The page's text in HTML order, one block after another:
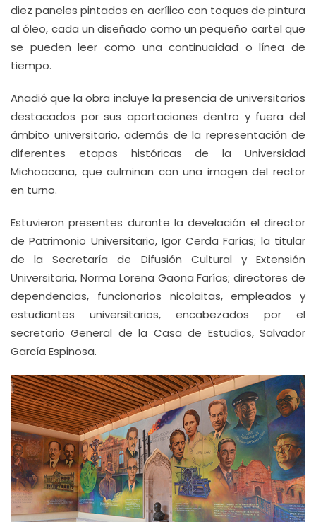
diez paneles pintados en acrílico con toques de pintura
al óleo, cada un diseñado como un pequeño cartel que
se pueden leer como una continuaidad o línea de
tiempo.
Añadió que la obra incluye la presencia de universitarios
destacados por sus aportaciones dentro y fuera del
ámbito universitario, además de la representación de
diferentes etapas históricas de la Universidad
Michoacana, que culminan con una imagen del rector
en turno.
Estuvieron presentes durante la develación el director
de Patrimonio Universitario, Igor Cerda Farías; la titular
de la Secretaría de Difusión Cultural y Extensión
Universitaria, Norma Lorena Gaona Farías; directores de
dependencias, funcionarios nicolaitas, empleados y
estudiantes universitarios, encabezados por el
secretario General de la Casa de Estudios, Salvador
García Espinosa.